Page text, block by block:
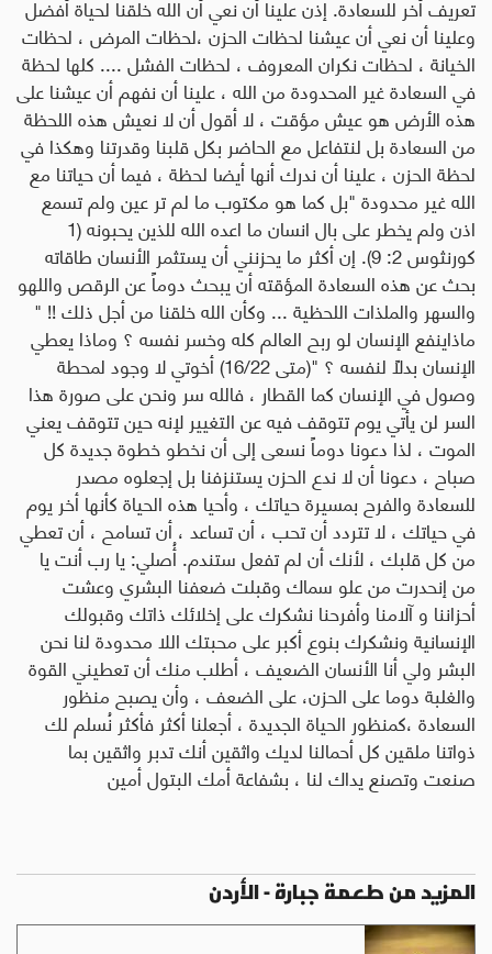
تعريف أخر للسعادة. إذن علينا أن نعي أن الله خلقنا لحياة أفضل
وعلينا أن نعي أن عيشنا لحظات الحزن ،لحظات المرض ، لحظات
الخيانة ، لحظات نكران المعروف ، لحظات الفشل .... كلها لحظة
في السعادة غير المحدودة من الله ، علينا أن نفهم أن عيشنا على
هذه الأرض هو عيش مؤقت ، لا أقول أن لا نعيش هذه اللحظة
من السعادة بل لنتفاعل مع الحاضر بكل قلبنا وقدرتنا وهكذا في
لحظة الحزن ، علينا أن ندرك أنها أيضا لحظة ، فيما أن حياتنا مع
الله غير محدودة "بل كما هو مكتوب ما لم تر عين ولم تسمع
اذن ولم يخطر على بال انسان ما اعده الله للذين يحبونه (1
كورنثوس 2: 9). إن أكثر ما يحزنني أن يستثمر الأنسان طاقاته
بحث عن هذه السعادة المؤقته أن يبحث دوماً عن الرقص واللهو
والسهر والملذات اللحظية ... وكأن الله خلقنا من أجل ذلك !! "
ماذاينفع الإنسان لو ربح العالم كله وخسر نفسه ؟ وماذا يعطي
الإنسان بدلاً لنفسه ؟ "(متى 16/22) أخوتي لا وجود لمحطة
وصول في الإنسان كما القطار ، فالله سر ونحن على صورة هذا
السر لن يأتي يوم تتوقف فيه عن التغيير لإنه حين تتوقف يعني
الموت ، لذا دعونا دوماً نسعى إلى أن نخطو خطوة جديدة كل
صباح ، دعونا أن لا ندع الحزن يستنزفنا بل إجعلوه مصدر
للسعادة والفرح بمسيرة حياتك ، وأحيا هذه الحياة كأنها أخر يوم
في حياتك ، لا تتردد أن تحب ، أن تساعد ، أن تسامح ، أن تعطي
من كل قلبك ، لأنك أن لم تفعل ستندم. أُصلي: يا رب أنت يا
من إنحدرت من علو سماك وقبلت ضعفنا البشري وعشت
أحزاننا و آلامنا وأفرحنا نشكرك على إخلائك ذاتك وقبولك
الإنسانية ونشكرك بنوع أكبر على محبتك اللا محدودة لنا نحن
البشر ولي أنا الأنسان الضعيف ، أطلب منك أن تعطيني القوة
والغلبة دوما على الحزن، على الضعف ، وأن يصبح منظور
السعادة ،كمنظور الحياة الجديدة ، أجعلنا أكثر فأكثر نُسلم لك
ذواتنا ملقين كل أحمالنا لديك واثقين أنك تدبر واثقين بما
صنعت وتصنع يداك لنا ، بشفاعة أمك البتول أمين
المزيد من طعمة جبارة - الأردن